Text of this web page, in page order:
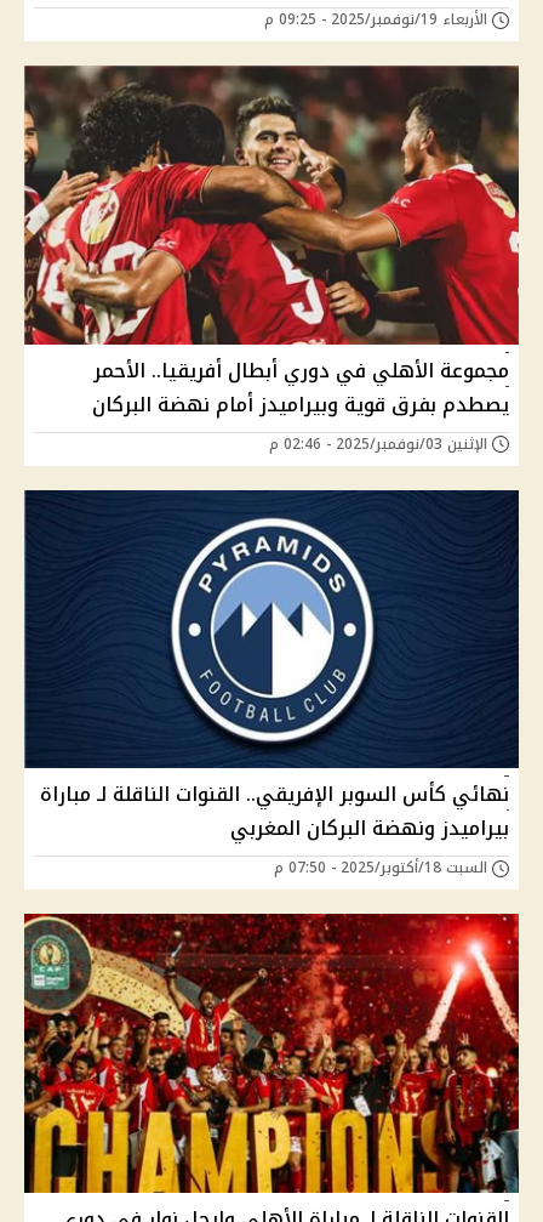
الأربعاء 19/نوفمبر/2025 - 09:25 م
مجموعة الأهلي في دوري أبطال أفريقيا.. الأحمر
يصطدم بفرق قوية وبيراميدز أمام نهضة البركان
الإثنين 03/نوفمبر/2025 - 02:46 م
نهائي كأس السوبر الإفريقي.. القنوات الناقلة لـ مباراة
بيراميدز ونهضة البركان المغربي
السبت 18/أكتوبر/2025 - 07:50 م